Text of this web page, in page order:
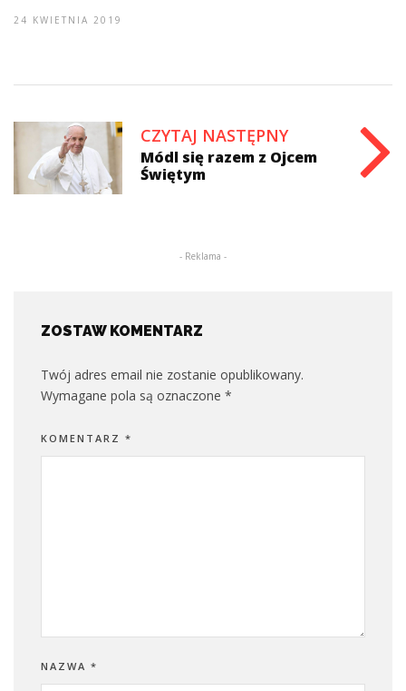
24 KWIETNIA 2019
CZYTAJ NASTĘPNY
Módl się razem z Ojcem
Świętym
- Reklama -
ZOSTAW KOMENTARZ
Twój adres email nie zostanie opublikowany.
Wymagane pola są oznaczone *
KOMENTARZ *
NAZWA *